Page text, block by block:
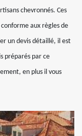
chevronnés. Ces
aux règles de
un devis détaillé, il est
préparés par ce
en plus il vous